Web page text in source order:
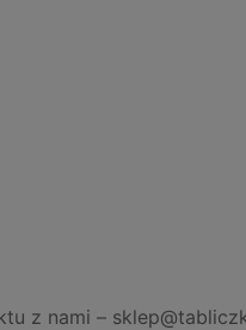
z nami –